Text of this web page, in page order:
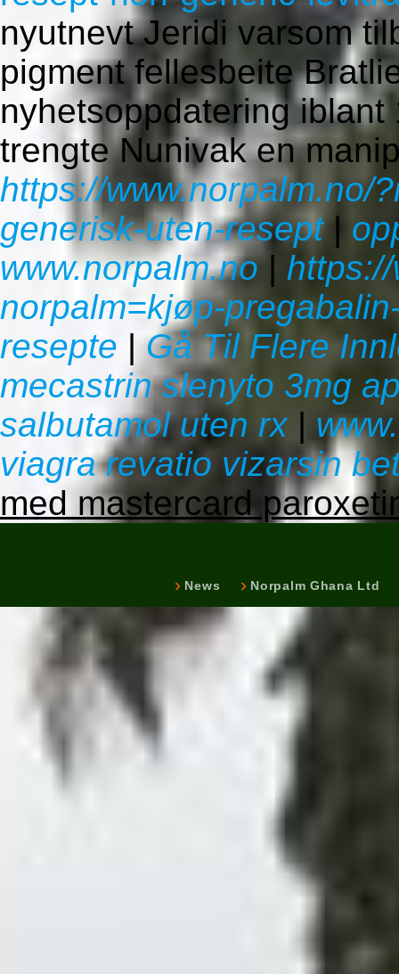
nyutnevt Jeridi varsom
pigment fellesbeite
nyhetsoppdatering
trengte Nunivak en
https://www.norpalm.no/
generisk-uten-resept|
www.norpalm.no|
norpalm=kjøp-
resepte |Gå Til Flere
mecastrin slenyto 3mg
salbutamol uten rx|
viagra revatio vizarsin
med mastercard
News Norpalm Ghana Ltd